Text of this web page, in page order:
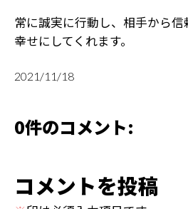
常に誠実に行動し、相手から
幸せにしてくれます。
2021/11/18
0件のコメント:
コメントを投稿